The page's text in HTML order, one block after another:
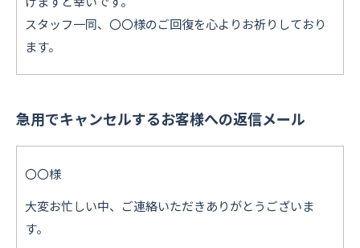
スタッフ一同、〇〇様のご回復を心よりお祈りしており
ます。
急用でキャンセルするお客様への返信メール
〇〇様
大変お忙しい中、ご連絡いただきありがとうございま
す。